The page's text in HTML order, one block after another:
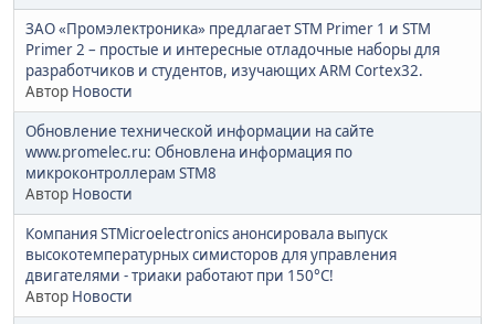
ЗАО «Промэлектроника» предлагает STM Primer 1 и STM
Primer 2 – простые и интересные отладочные наборы для
разработчиков и студентов, изучающих ARM Cortex32.
Автор Новости
Обновление технической информации на сайте
www.promelec.ru: Обновлена информация по
микроконтроллерам STM8
Автор Новости
Компания STMicroelectronics анонсировала выпуск
высокотемпературных симисторов для управления
двигателями - триаки работают при 150°С!
Автор Новости